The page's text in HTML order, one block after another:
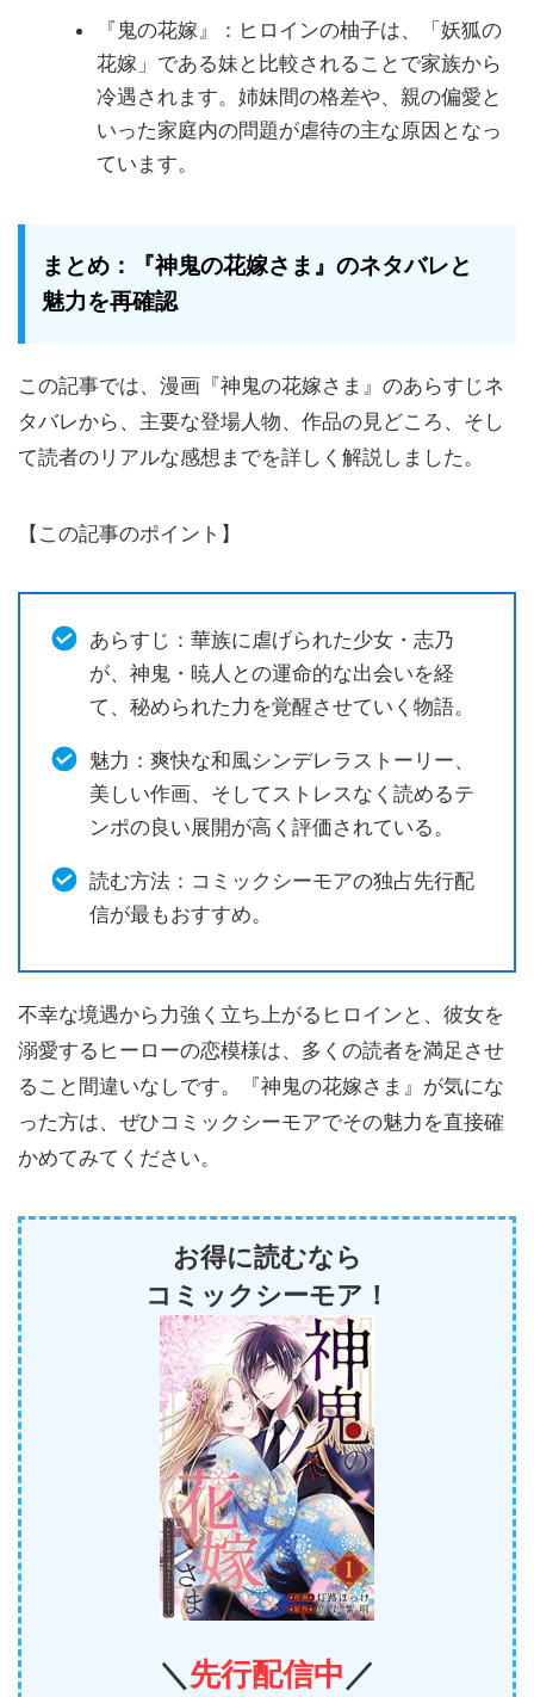
『鬼の花嫁』：ヒロインの柚子は、「妖狐の
花嫁」である妹と比較されることで家族から
冷遇されます。姉妹間の格差や、親の偏愛と
いった家庭内の問題が虐待の主な原因となっ
ています。
まとめ：『神鬼の花嫁さま』のネタバレと
魅力を再確認
この記事では、漫画『神鬼の花嫁さま』のあらすじネ
タバレから、主要な登場人物、作品の見どころ、そし
て読者のリアルな感想までを詳しく解説しました。
【この記事のポイント】
あらすじ：華族に虐げられた少女・志乃
が、神鬼・暁人との運命的な出会いを経
て、秘められた力を覚醒させていく物語。
魅力：爽快な和風シンデレラストーリー、
美しい作画、そしてストレスなく読めるテ
ンポの良い展開が高く評価されている。
読む方法：コミックシーモアの独占先行配
信が最もおすすめ。
不幸な境遇から力強く立ち上がるヒロインと、彼女を
溺愛するヒーローの恋模様は、多くの読者を満足させ
ること間違いなしです。『神鬼の花嫁さま』が気にな
った方は、ぜひコミックシーモアでその魅力を直接確
かめてみてください。
お得に読むなら
コミックシーモア！
＼先行配信中 ／